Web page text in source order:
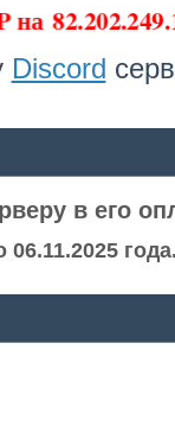
на
Discord
в его
года.